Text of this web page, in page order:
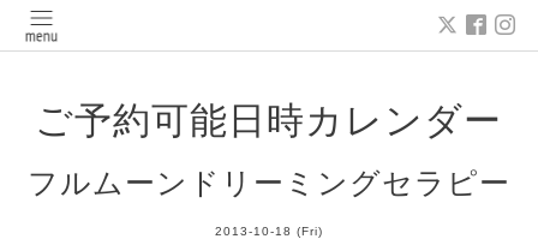
ご予約可能日時カレンダー
フルムーンドリーミングセラピー
2013-10-18 (Fri)